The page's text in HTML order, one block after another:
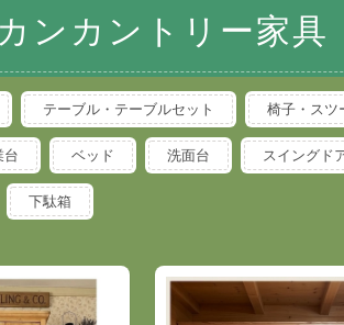
ンカントリー家具
テーブル・テーブルセット 椅子・スツ
台 ベッド 洗面台 スイングド
下駄箱